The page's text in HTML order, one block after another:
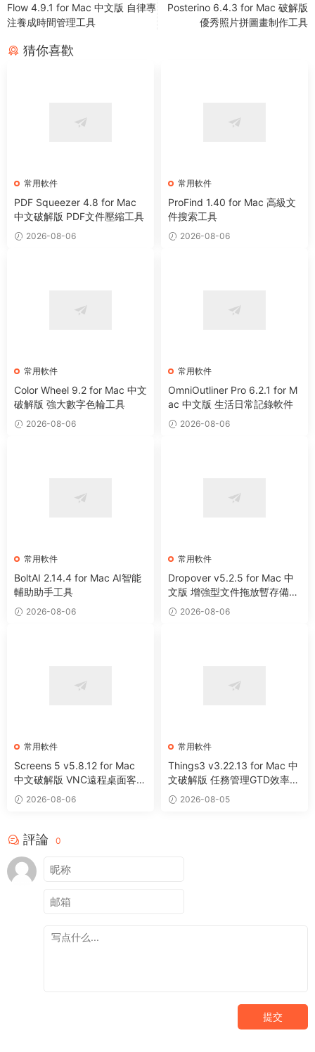
Flow 4.9.1 for Mac 中文版 自律專
注養成時間管理工具
Posterino 6.4.3 for Mac 破解版
優秀照片拼圖畫制作工具
猜你喜歡
常用軟件
PDF Squeezer 4.8 for Mac
中文破解版 PDF文件壓縮工具
2026-08-06
常用軟件
ProFind 1.40 for Mac 高級文
件搜索工具
2026-08-06
常用軟件
Color Wheel 9.2 for Mac 中文
破解版 強大數字色輪工具
2026-08-06
常用軟件
OmniOutliner Pro 6.2.1 for M
ac 中文版 生活日常記錄軟件
2026-08-06
常用軟件
BoltAI 2.14.4 for Mac AI智能
輔助助手工具
2026-08-06
常用軟件
Dropover v5.2.5 for Mac 中
文版 增強型文件拖放暫存備用
整理工具
2026-08-06
常用軟件
Screens 5 v5.8.12 for Mac
中文破解版 VNC遠程桌面客戶
端應用程序
2026-08-06
常用軟件
Things3 v3.22.13 for Mac 中
文破解版 任務管理GTD效率工
具 2026-08-05
評論 0
提交